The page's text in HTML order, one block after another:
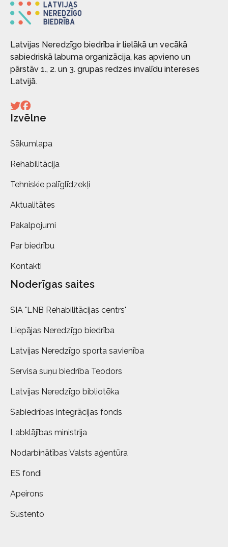
Latvijas Neredzīgo biedrība ir lielākā un vecākā
sabiedriskā labuma organizācija, kas apvieno un
pārstāv 1., 2. un 3. grupas redzes invalīdu intereses
Latvijā.
Izvēlne
Sākumlapa
Rehabilitācija
Tehniskie palīglīdzekļi
Aktualitātes
Pakalpojumi
Par biedrību
Kontakti
Noderīgas saites
SIA "LNB Rehabilitācijas centrs"
Liepājas Neredzīgo biedrība
Latvijas Neredzīgo sporta savienība
Servisa suņu biedrība Teodors
Latvijas Neredzīgo bibliotēka
Sabiedrības integrācijas fonds
Labklājības ministrija
Nodarbinātības Valsts aģentūra
ES fondi
Apeirons
Sustento